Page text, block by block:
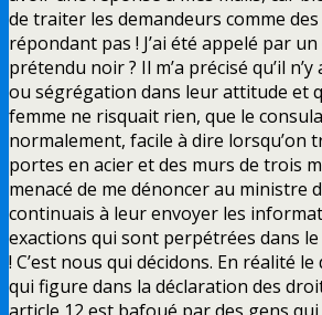
de traiter les demandeurs comme
répondant pas ! J’ai été appelé par
prétendu noir ? Il m’a précisé qu’il
ou ségrégation dans leur attitude et
femme ne risquait rien, que le
normalement, facile à dire lorsqu’on
portes en acier et des murs de trois
menacé de me dénoncer au ministre
continuais à leur envoyer les
exactions qui sont perpétrées dans
! C’est nous qui décidons. En réalité
qui figure dans la déclaration des